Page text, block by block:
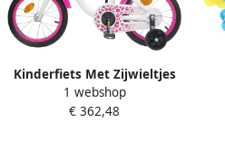
Kinderfiets Met Zijwieltjes
Loopfiets Kinderen Eerste
Fietservaring Verstelbare
1 webshop
€ 362,48